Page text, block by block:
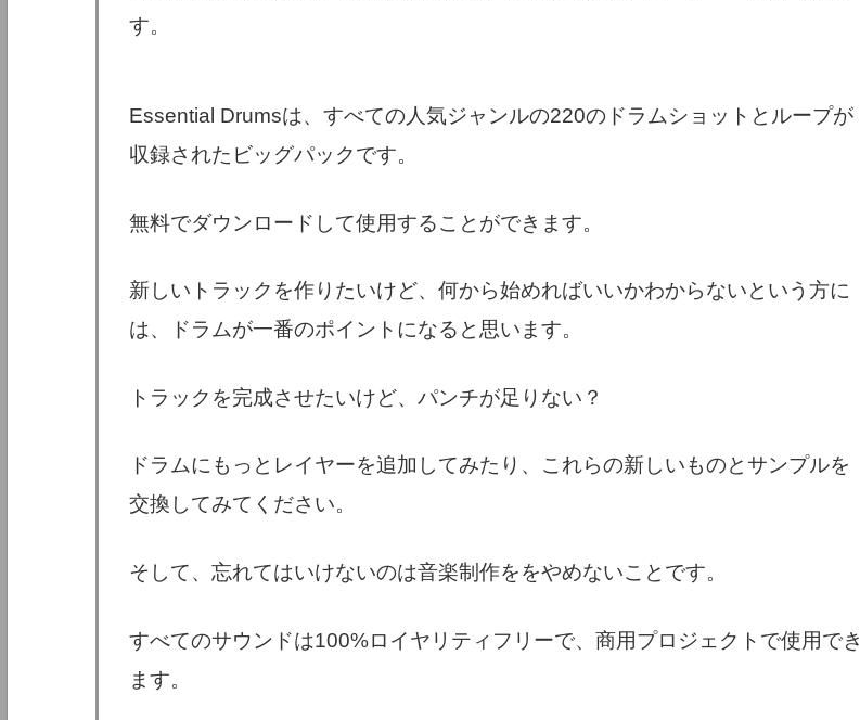
す。
Essential Drumsは、すべての人気ジャンルの220のドラムショットとループが
収録されたビッグパックです。
無料でダウンロードして使用することができます。
新しいトラックを作りたいけど、何から始めればいいかわからないという方に
は、ドラムが一番のポイントになると思います。
トラックを完成させたいけど、パンチが足りない？
ドラムにもっとレイヤーを追加してみたり、これらの新しいものとサンプルを
交換してみてください。
そして、忘れてはいけないのは音楽制作ををやめないことです。
すべてのサウンドは100%ロイヤリティフリーで、商用プロジェクトで使用でき
ます。